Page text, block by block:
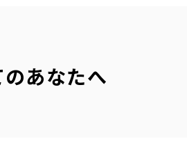
のあなたへ